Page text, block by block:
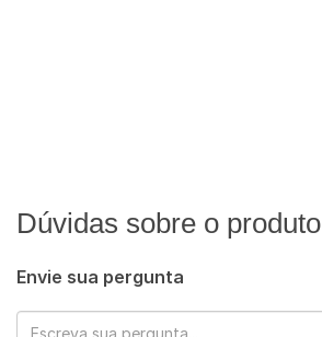
Dúvidas sobre o produto
Envie sua pergunta